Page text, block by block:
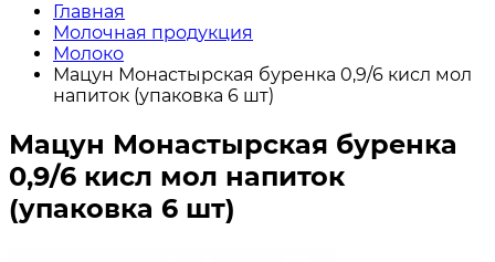
Главная
Молочная продукция
Молоко
Мацун Монастырская буренка 0,9/6 кисл мол
напиток (упаковка 6 шт)
Мацун Монастырская буренка
0,9/6 кисл мол напиток
(упаковка 6 шт)